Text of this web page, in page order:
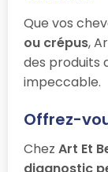
Que vos
ou crépus,
des produits
impeccable.
Offrez-
Chez Art Et
diagnostic